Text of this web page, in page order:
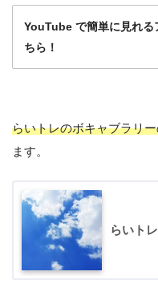
YouTube で簡単に見れる
ちら！
洋画や海外ドラマももち
クショーは会話がほとん
らいトレのボキャブラリ
ます。
らいト